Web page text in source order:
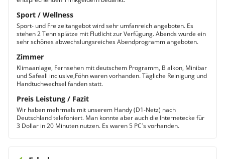
Sport / Wellness
Sport- und Freizeitangebot wird sehr umfanreich angeboten. Es
stehen 2 Tennisplätze mit Flutlicht zur Verfügung. Abends wurde ein
sehr schönes abwechslungsreiches Abendprogramm angeboten.
Zimmer
Klimaanlage, Fernsehen mit deutschem Programm, B alkon, Minibar
und Safeall inclusive,Föhn waren vorhanden. Tägliche Reinigung und
Handtuchwechsel fanden statt.
Preis Leistung / Fazit
Wir haben mehrmals mit unserem Handy (D1-Netz) nach
Deutschland telefoniert. Man konnte aber auch die Internetecke für
3 Dollar in 20 Minuten nutzen. Es waren 5 PC´s vorhanden.